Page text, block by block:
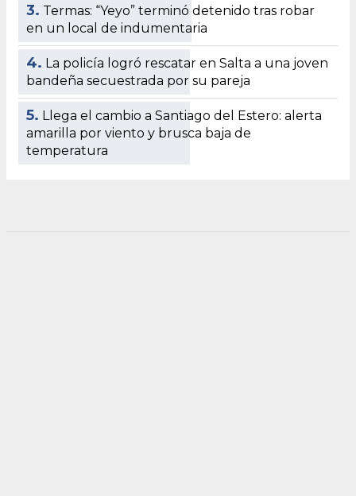
3. Termas: “Yeyo” terminó detenido tras robar
en un local de indumentaria
4. La policía logró rescatar en Salta a una joven
bandeña secuestrada por su pareja
5. Llega el cambio a Santiago del Estero: alerta
amarilla por viento y brusca baja de
temperatura